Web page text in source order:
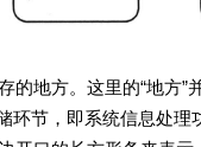
方。这里的“地方”
环节，即系统信息处